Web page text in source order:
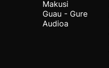
Makusi
Guau - Gure
Audioa